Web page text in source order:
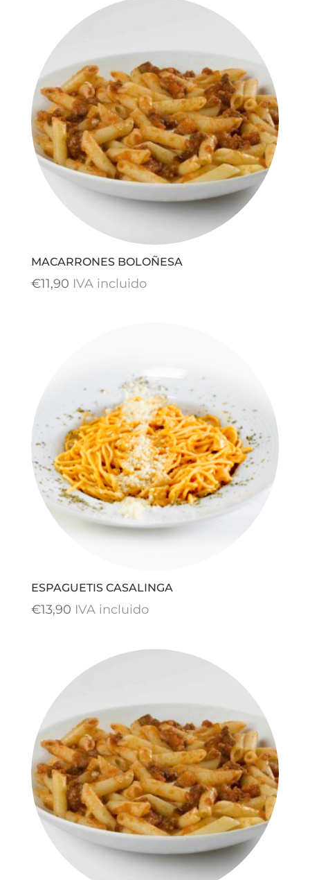
MACARRONES BOLOÑESA
€11,90 IVA incluido
ESPAGUETIS CASALINGA
€13,90 IVA incluido